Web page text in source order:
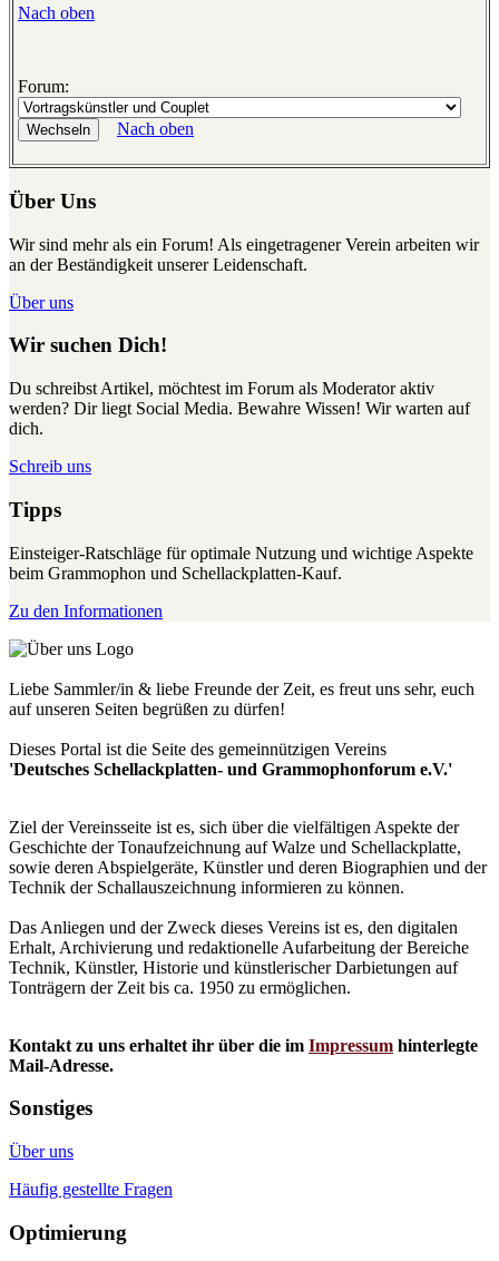
Nach oben
Forum:
Nach oben
Über Uns
Wir sind mehr als ein Forum! Als eingetragener Verein arbeiten wir
an der Beständigkeit unserer Leidenschaft.
Über uns
Wir suchen Dich!
Du schreibst Artikel, möchtest im Forum als Moderator aktiv
werden? Dir liegt Social Media. Bewahre Wissen! Wir warten auf
dich.
Schreib uns
Tipps
Einsteiger-Ratschläge für optimale Nutzung und wichtige Aspekte
beim Grammophon und Schellackplatten-Kauf.
Zu den Informationen
Liebe Sammler/in & liebe Freunde der Zeit, es freut uns sehr, euch
auf unseren Seiten begrüßen zu dürfen!
Dieses Portal ist die Seite des gemeinnützigen Vereins
'Deutsches Schellackplatten- und Grammophonforum e.V.'
Ziel der Vereinsseite ist es, sich über die vielfältigen Aspekte der
Geschichte der Tonaufzeichnung auf Walze und Schellackplatte,
sowie deren Abspielgeräte, Künstler und deren Biographien und der
Technik der Schallauszeichnung informieren zu können.
Das Anliegen und der Zweck dieses Vereins ist es, den digitalen
Erhalt, Archivierung und redaktionelle Aufarbeitung der Bereiche
Technik, Künstler, Historie und künstlerischer Darbietungen auf
Tonträgern der Zeit bis ca. 1950 zu ermöglichen.
Kontakt zu uns erhaltet ihr über die im Impressum hinterlegte
Mail-Adresse.
Sonstiges
Über uns
Häufig gestellte Fragen
Optimierung